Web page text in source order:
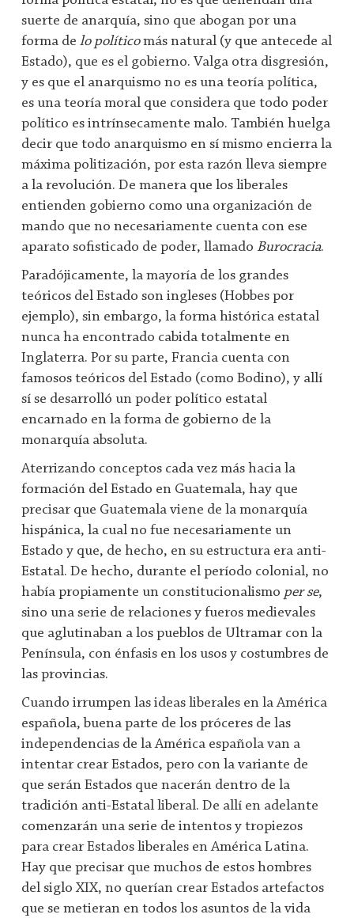
suerte de anarquía, sino que abogan por una
forma de lo políticomás natural (y que antecede al
Estado), que es el gobierno. Valga otra disgresión,
y es que el anarquismo no es una teoría política,
es una teoría moral que considera que todo poder
político es intrínsecamente malo. También huelga
decir que todo anarquismo en sí mismo encierra la
máxima politización, por esta razón lleva siempre
a la revolución. De manera que los liberales
entienden gobierno como una organización de
mando que no necesariamente cuenta con ese
aparato sofisticado de poder, llamado Burocracia.
Paradójicamente, la mayoría de los grandes
teóricos del Estado son ingleses (Hobbes por
ejemplo), sin embargo, la forma histórica estatal
nunca ha encontrado cabida totalmente en
Inglaterra. Por su parte, Francia cuenta con
famosos teóricos del Estado (como Bodino), y allí
sí se desarrolló un poder político estatal
encarnado en la forma de gobierno de la
monarquía absoluta.
Aterrizando conceptos cada vez más hacia la
formación del Estado en Guatemala, hay que
precisar que Guatemala viene de la monarquía
hispánica, la cual no fue necesariamente un
Estado y que, de hecho, en su estructura era anti-
Estatal. De hecho, durante el período colonial, no
había propiamente un constitucionalismo per se,
sino una serie de relaciones y fueros medievales
que aglutinaban a los pueblos de Ultramar con la
Península, con énfasis en los usos y costumbres de
las provincias.
Cuando irrumpen las ideas liberales en la América
española, buena parte de los próceres de las
independencias de la América española van a
intentar crear Estados, pero con la variante de
que serán Estados que nacerán dentro de la
tradición anti-Estatal liberal. De allí en adelante
comenzarán una serie de intentos y tropiezos
para crear Estados liberales en América Latina.
Hay que precisar que muchos de estos hombres
del siglo XIX, no querían crear Estados artefactos
que se metieran en todos los asuntos de la vida